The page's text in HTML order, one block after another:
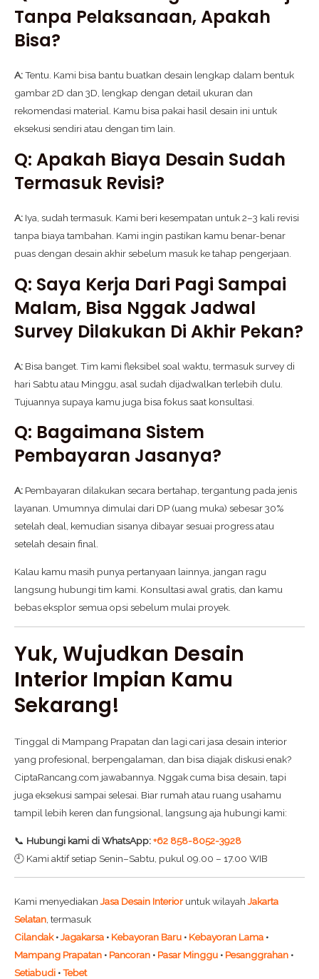
Tanpa Pelaksanaan, Apakah
Bisa?
A:Tentu. Kami bisa bantu buatkan desain lengkap dalam bentuk
gambar 2D dan 3D, lengkap dengan detail ukuran dan
rekomendasi material. Kamu bisa pakai hasil desain ini untuk
eksekusi sendiri atau dengan tim lain.
Q: Apakah Biaya Desain Sudah
Termasuk Revisi?
A: Iya, sudah termasuk. Kami beri kesempatan untuk 2–3 kali revisi
tanpa biaya tambahan. Kami ingin pastikan kamu benar-benar
puas dengan desain akhir sebelum masuk ke tahap pengerjaan.
Q: Saya Kerja Dari Pagi Sampai
Malam, Bisa Nggak Jadwal
Survey Dilakukan Di Akhir Pekan?
A: Bisa banget. Tim kami fleksibel soal waktu, termasuk survey di
hari Sabtu atau Minggu, asal sudah dijadwalkan terlebih dulu.
Tujuannya supaya kamu juga bisa fokus saat konsultasi.
Q: Bagaimana Sistem
Pembayaran Jasanya?
A: Pembayaran dilakukan secara bertahap, tergantung pada jenis
layanan. Umumnya dimulai dari DP (uang muka) sebesar 30%
setelah deal, kemudian sisanya dibayar sesuai progress atau
setelah desain final.
Kalau kamu masih punya pertanyaan lainnya, jangan ragu
langsung hubungi tim kami. Konsultasi awal gratis, dan kamu
bebas eksplor semua opsi sebelum mulai proyek.
Yuk, Wujudkan Desain
Interior Impian Kamu
Sekarang!
Tinggal di Mampang Prapatan dan lagi cari jasa desain interior
yang profesional, berpengalaman, dan bisa diajak diskusi enak?
CiptaRancang.com jawabannya. Nggak cuma bisa desain, tapi
juga eksekusi sampai selesai. Biar rumah atau ruang usahamu
tampil lebih keren dan fungsional, langsung aja hubungi kami:
📞 Hubungi kami di WhatsApp:+62 858-8052-3928
🕘 Kami aktif setiap Senin–Sabtu, pukul 09.00 – 17.00 WIB
Kami menyediakan Jasa Desain Interior untuk wilayah Jakarta
Selatan , termasuk
Cilandak•Jagakarsa • Kebayoran Baru • Kebayoran Lama •
Mampang Prapatan • Pancoran • Pasar Minggu • Pesanggrahan •
Setiabudi •Tebet